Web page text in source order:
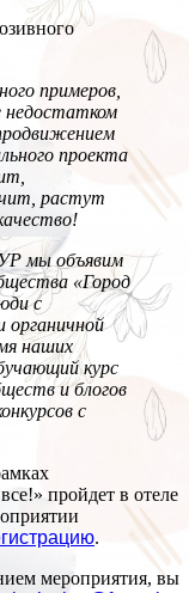
примеров,
недостатком
проекта
растут
мы объявим
«Город
с
органичной
наших
курс
и блогов
с
пройдет в отеле
.
мероприятия, вы